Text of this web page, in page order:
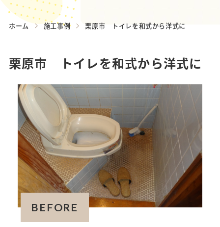
ホーム 施工事例 栗原市 トイレを和式から洋式に
栗原市 トイレを和式から洋式に
BEFORE